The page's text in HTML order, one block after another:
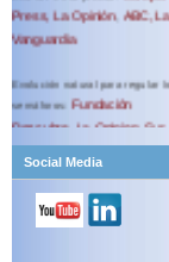
Vanguardia
,La Opinion
minutos
Europa Press
Social Media